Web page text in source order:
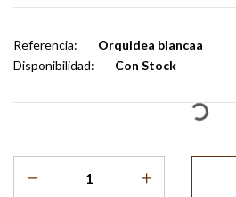
Referencia:
Orquidea blancaa
Disponibilidad:
Con Stock